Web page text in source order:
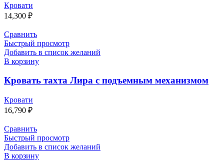
Кровати
14,300 ₽
Сравнить
Быстрый просмотр
Добавить в список желаний
В корзину
Кровать тахта Лира с подъемным механизмом
Кровати
16,790 ₽
Сравнить
Быстрый просмотр
Добавить в список желаний
В корзину